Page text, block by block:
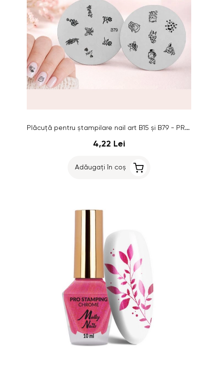
Plăcuţă pentru ştampilare nail art B15 și B79 - PROMOȚIE 1+1 GRATUITĂ
4,22 Lei
Adăugați în coș